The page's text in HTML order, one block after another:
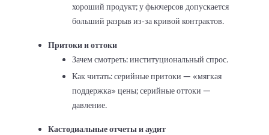
хороший продукт; у фьючерсов допускается
больший разрыв из‑за кривой контрактов.
Притоки и оттоки
Зачем смотреть: институциональный спрос.
Как читать: серийные притоки — «мягкая
поддержка» цены; серийные оттоки —
давление.
Кастодиальные отчеты и аудит